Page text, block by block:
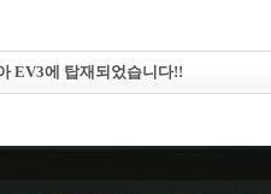
EV3에 탑재되었습니다!!